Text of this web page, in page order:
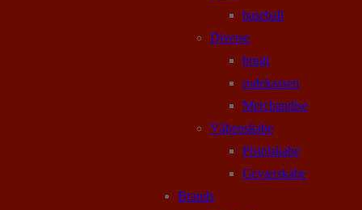
baseball
Diverse
brugt
rodekassen
Merchandise
Våbenskabe
Pistolskabe
Geværskabe
Brands